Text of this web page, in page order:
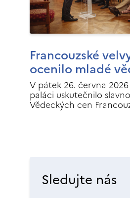
Francouzské
ocenilo mladé
V pátek 26. června
paláci uskutečnilo
Vědeckých cen
Sledujte nás